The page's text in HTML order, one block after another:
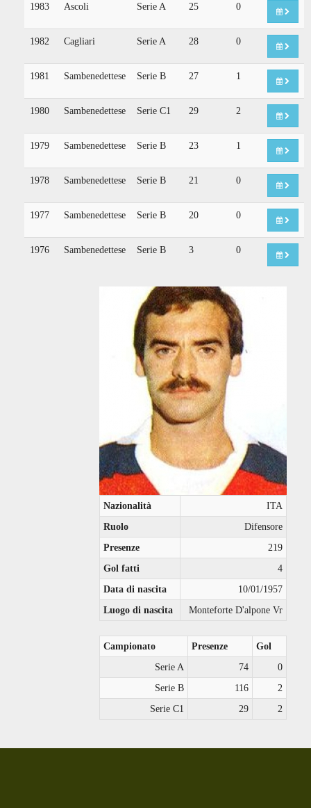
1983 Ascoli Serie A 25 0
1982 Cagliari Serie A 28 0
1981 Sambenedettese Serie B 27 1
1980 Sambenedettese Serie C1 29 2
1979 Sambenedettese Serie B 23 1
1978 Sambenedettese Serie B 21 0
1977 Sambenedettese Serie B 20 0
1976 Sambenedettese Serie B 3 0
Nazionalità
ITA
Ruolo
Difensore
Presenze
219
Gol fatti
4
Data di nascita
10/01/1957
Luogo di nascita
Monteforte D'alpone Vr
Campionato Presenze
Gol
Serie A
74
0
Serie B
116
2
Serie C1
29 2